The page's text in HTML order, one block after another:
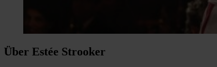
Über Estée Strooker